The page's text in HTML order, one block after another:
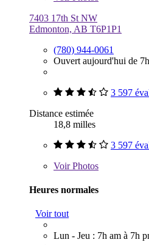
7403 17th St NW
Edmonton, AB T6P1P1
(780) 944-0061
Ouvert aujourd'hui de
3 597
Distance estimée
18,8 milles
3 597
VoirPhotos
Heures normales
Voir tout
Lun - Jeu : 7h am à 7h